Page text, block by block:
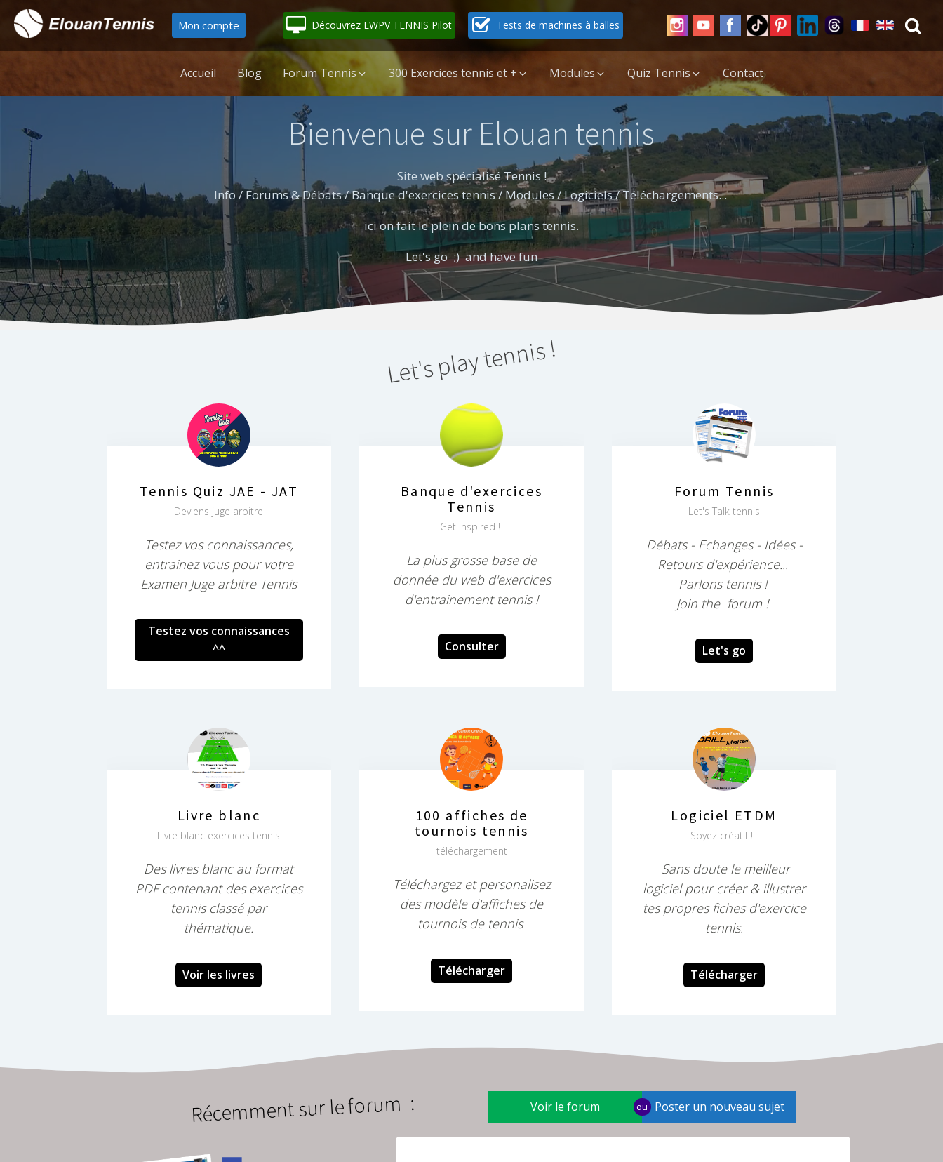
Mon compte Découvrez EWPV TENNIS Pilot Tests de machines à balles
Accueil Blog Forum Tennis 300 Exercices tennis et + Modules Quiz Tennis Contact
Bienvenue sur Elouan tennis
Site web spécialisé Tennis !
Info / Forums & Débats / Banque d'exercices tennis / Modules / Logiciels / Téléchargements...
ici on fait le plein de bons plans tennis.
Let's go ;) and have fun
Let's play tennis !
Tennis Quiz JAE - JAT
Deviens juge arbitre
Testez vos connaissances,
entrainez vous pour votre
Examen Juge arbitre Tennis
Testez vos connaissances
^^
Banque d'exercices
Tennis
Get inspired !
La plus grosse base de
donnée du web d'exercices
d'entrainement tennis !
Consulter
Forum Tennis
Let's Talk tennis
Débats - Echanges - Idées -
Retours d'expérience...
Parlons tennis !
Join the forum !
Let's go
Livre blanc
Livre blanc exercices tennis
Des livres blanc au format
PDF contenant des exercices
tennis classé par
thématique.
Voir les livres
100 affiches de
tournois tennis
téléchargement
Téléchargez et personalisez
des modèle d'affiches de
tournois de tennis
Télécharger
Logiciel ETDM
Soyez créatif !!
Sans doute le meilleur
logiciel pour créer & illustrer
tes propres fiches d'exercice
tennis.
Télécharger
Récemment sur le forum : Voir le forum ou Poster un nouveau sujet